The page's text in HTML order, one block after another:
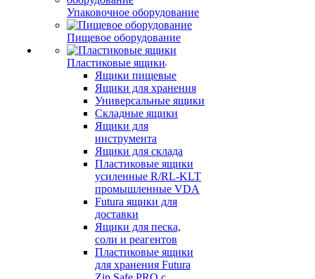
Упаковочное оборудование
Пищевое оборудование
Пластиковые ящики
Ящики пищевые
Ящики для хранения
Универсальные ящики
Складные ящики
Ящики для
инструмента
Ящики для склада
Пластиковые ящики
усиленные R/RL-KLT
промышленные VDA
Futura ящики для
доставки
Ящики для песка,
соли и реагентов
Пластиковые ящики
для хранения Futura